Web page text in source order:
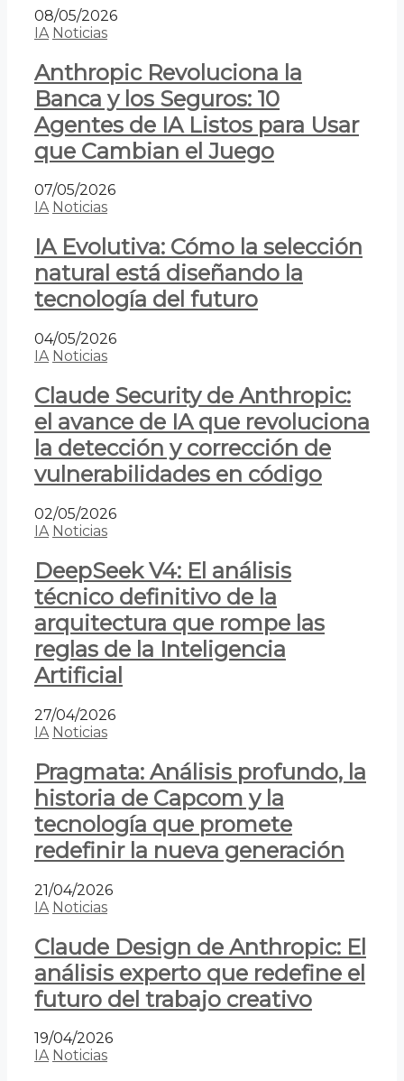
08/05/2026
IA Noticias
Anthropic Revoluciona la
Banca y los Seguros: 10
Agentes de IA Listos para Usar
que Cambian el Juego
07/05/2026
IA Noticias
IA Evolutiva: Cómo la selección
natural está diseñando la
tecnología del futuro
04/05/2026
IA Noticias
Claude Security de Anthropic:
el avance de IA que revoluciona
la detección y corrección de
vulnerabilidades en código
02/05/2026
IA Noticias
DeepSeek V4: El análisis
técnico definitivo de la
arquitectura que rompe las
reglas de la Inteligencia
Artificial
27/04/2026
IA Noticias
Pragmata: Análisis profundo, la
historia de Capcom y la
tecnología que promete
redefinir la nueva generación
21/04/2026
IA Noticias
Claude Design de Anthropic: El
análisis experto que redefine el
futuro del trabajo creativo
19/04/2026
IA Noticias